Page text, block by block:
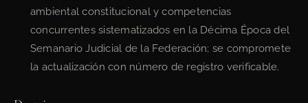
ambiental constitucional y competencias
concurrentes sistematizados en la Décima Época del
Semanario Judicial de la Federación; se compromete
la actualización con número de registro verificable.